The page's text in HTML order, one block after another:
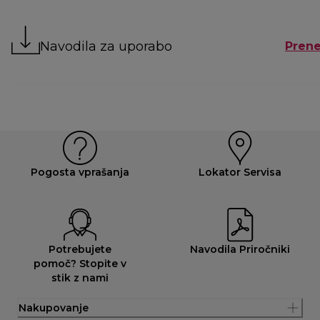
Navodila za uporabo
Pogosta vprašanja Lokator Servisa
Potrebujete
pomoč? Stopite v
stik z nami
Navodila Priročniki
Nakupovanje